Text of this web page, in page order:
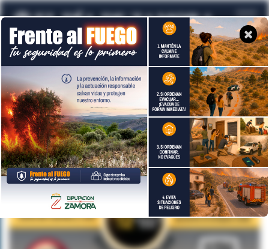
Todavía no hay noticias en este tema
Volver a temas de actualidad